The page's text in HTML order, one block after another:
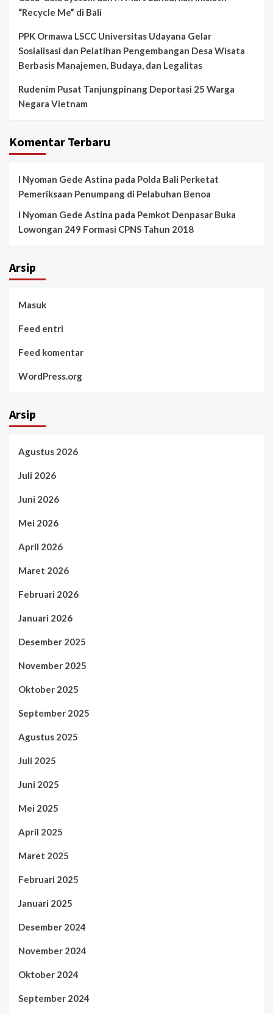
“Recycle Me” di Bali
PPK Ormawa LSCC Universitas Udayana Gelar
Sosialisasi dan Pelatihan Pengembangan Desa Wisata
Berbasis Manajemen, Budaya, dan Legalitas
Rudenim Pusat Tanjungpinang Deportasi 25 Warga
Negara Vietnam
Komentar Terbaru
I Nyoman Gede Astina pada Polda Bali Perketat
Pemeriksaan Penumpang di Pelabuhan Benoa
I Nyoman Gede Astina pada Pemkot Denpasar Buka
Lowongan 249 Formasi CPNS Tahun 2018
Arsip
Masuk
Feed entri
Feed komentar
WordPress.org
Arsip
Agustus 2026
Juli 2026
Juni 2026
Mei 2026
April 2026
Maret 2026
Februari 2026
Januari 2026
Desember 2025
November 2025
Oktober 2025
September 2025
Agustus 2025
Juli 2025
Juni 2025
Mei 2025
April 2025
Maret 2025
Februari 2025
Januari 2025
Desember 2024
November 2024
Oktober 2024
September 2024